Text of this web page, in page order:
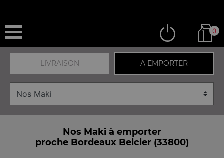
0
LIVRAISON A EMPORTER
Nos Maki à emporter
proche Bordeaux Belcier (33800)